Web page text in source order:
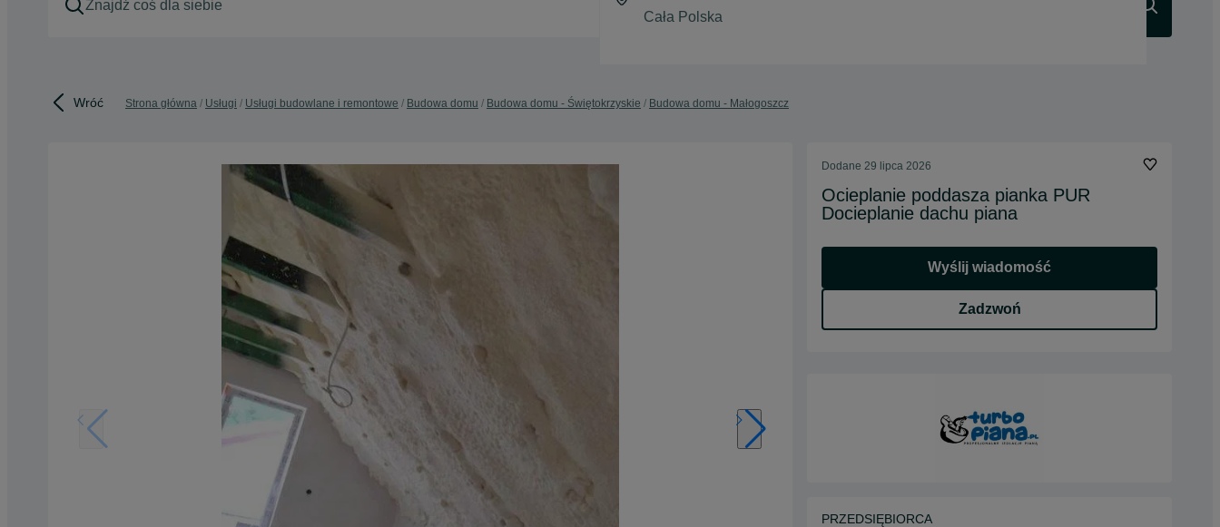
Wróć Strona główna Usługi Usługi budowlane i remontowe Budowa domu Budowa domu - Świętokrzyskie Budowa domu - Małogoszcz
Dodane 29 lipca 2026
Ocieplanie poddasza pianka PUR
Docieplanie dachu piana
Wyślij wiadomość
Zadzwoń
PRZEDSIĘBIORCA